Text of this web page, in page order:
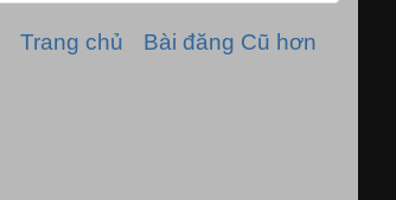
Bài đăng Cũ hơn
Trang chủ